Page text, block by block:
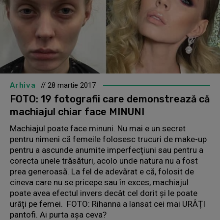
Arhiva // 28 martie 2017
FOTO: 19 fotografii care demonstrează că
machiajul chiar face MINUNI
Machiajul poate face minuni. Nu mai e un secret
pentru nimeni că femeile folosesc trucuri de make-up
pentru a ascunde anumite imperfecțiuni sau pentru a
corecta unele trăsături, acolo unde natura nu a fost
prea generoasă. La fel de adevărat e că, folosit de
cineva care nu se pricepe sau în exces, machiajul
poate avea efectul invers decât cel dorit și le poate
urâți pe femei. FOTO: Rihanna a lansat cei mai URÂŢI
pantofi. Ai purta aşa ceva?